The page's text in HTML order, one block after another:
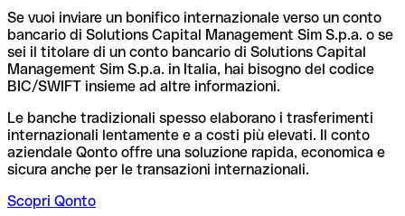
Se vuoi inviare un bonifico internazionale verso un conto
bancario di Solutions Capital Management Sim S.p.a. o se
sei il titolare di un conto bancario di Solutions Capital
Management Sim S.p.a. in Italia, hai bisogno del codice
BIC/SWIFT insieme ad altre informazioni.
Le banche tradizionali spesso elaborano i trasferimenti
internazionali lentamente e a costi più elevati. Il conto
aziendale Qonto offre una soluzione rapida, economica e
sicura anche per le transazioni internazionali.
Scopri Qonto